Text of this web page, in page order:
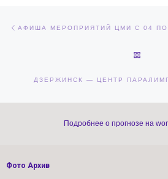
АФИША МЕРОПРИЯТИЙ ЦМИ С 04 ПО
ДЗЕРЖИНСК — ЦЕНТР
Подробнее о прогнозе на
Фото Архив